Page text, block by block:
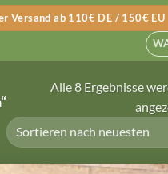
Versand ab 110€ DE / 150€ EU
Alle 8 Ergebnisse